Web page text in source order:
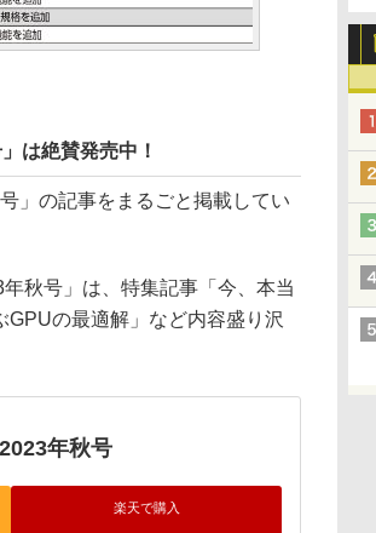
は絶賛発売中！
」の記事をまるごと掲載してい
秋号」は、特集記事「今、本当
の最適解」など内容盛り沢
年秋号
楽天で購入